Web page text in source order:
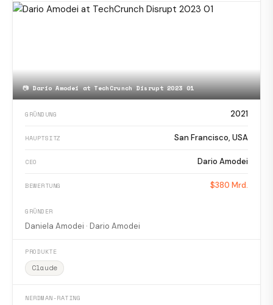
📷Dario Amodei at TechCrunch Disrupt 2023 01
GRÜNDUNG 2021
HAUPTSITZ San Francisco, USA
CEO Dario Amodei
BEWERTUNG $380 Mrd.
GRÜNDER
Daniela Amodei · Dario Amodei
PRODUKTE
Claude
NERDMAN-RATING